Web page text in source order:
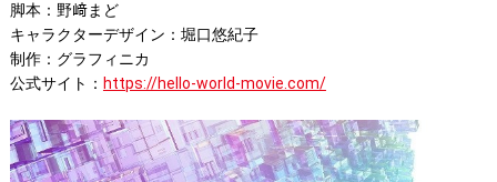
脚本：野﨑まど
キャラクターデザイン：堀口悠紀子
制作：グラフィニカ
公式サイト： https://hello-world-movie.com/